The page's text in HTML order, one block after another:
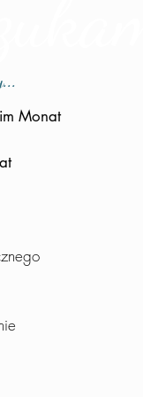
Monat